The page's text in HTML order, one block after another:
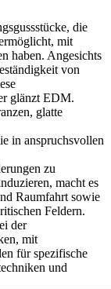
, die
mit
haben. Angesichts
von
glänzt EDM.
glatte
in anspruchsvollen
zu
macht es
Raumfahrt sowie
Feldern.
der
mit
für spezifische
und